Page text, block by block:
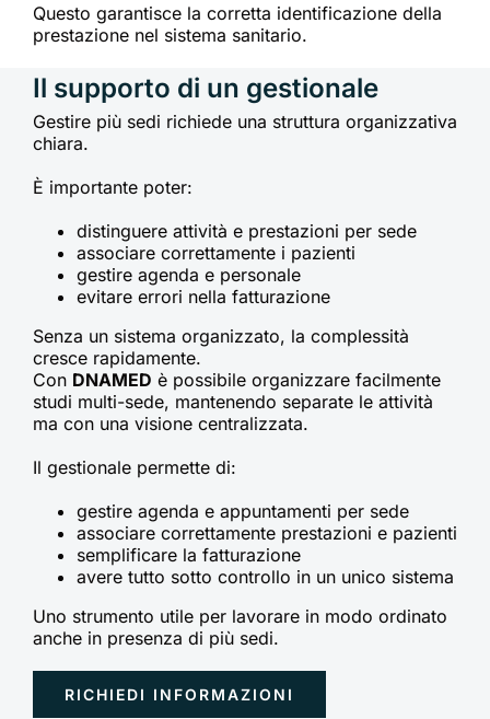
Questo garantisce la corretta identificazione della
prestazione nel sistema sanitario.
Il supporto di un gestionale
Gestire più sedi richiede una struttura organizzativa
chiara.
È importante poter:
distinguere attività e prestazioni per sede
associare correttamente i pazienti
gestire agenda e personale
evitare errori nella fatturazione
Senza un sistema organizzato, la complessità
cresce rapidamente.
Con DNAMED è possibile organizzare facilmente
studi multi-sede, mantenendo separate le attività
ma con una visione centralizzata.
Il gestionale permette di:
gestire agenda e appuntamenti per sede
associare correttamente prestazioni e pazienti
semplificare la fatturazione
avere tutto sotto controllo in un unico sistema
Uno strumento utile per lavorare in modo ordinato
anche in presenza di più sedi.
RICHIEDI INFORMAZIONI